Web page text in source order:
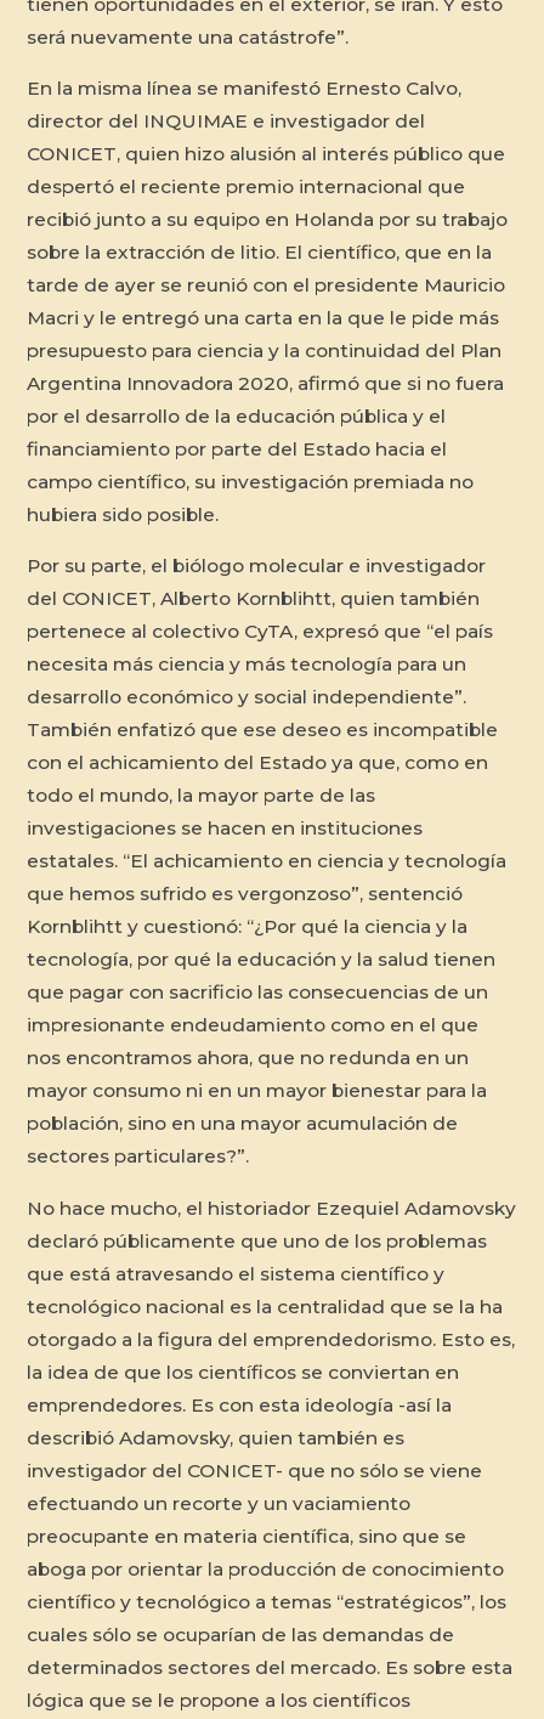
será nuevamente una catástrofe”.
En la misma línea se manifestó Ernesto Calvo,
director del INQUIMAE e investigador del
CONICET, quien hizo alusión al interés público que
despertó el reciente premio internacional que
recibió junto a su equipo en Holanda por su trabajo
sobre la extracción de litio. El científico, que en la
tarde de ayer se reunió con el presidente Mauricio
Macri y le entregó una carta en la que le pide más
presupuesto para ciencia y la continuidad del Plan
Argentina Innovadora 2020, afirmó que si no fuera
por el desarrollo de la educación pública y el
financiamiento por parte del Estado hacia el
campo científico, su investigación premiada no
hubiera sido posible.
Por su parte, el biólogo molecular e investigador
del CONICET, Alberto Kornblihtt, quien también
pertenece al colectivo CyTA, expresó que “el país
necesita más ciencia y más tecnología para un
desarrollo económico y social independiente”.
También enfatizó que ese deseo es incompatible
con el achicamiento del Estado ya que, como en
todo el mundo, la mayor parte de las
investigaciones se hacen en instituciones
estatales. “El achicamiento en ciencia y tecnología
que hemos sufrido es vergonzoso”, sentenció
Kornblihtt y cuestionó: “¿Por qué la ciencia y la
tecnología, por qué la educación y la salud tienen
que pagar con sacrificio las consecuencias de un
impresionante endeudamiento como en el que
nos encontramos ahora, que no redunda en un
mayor consumo ni en un mayor bienestar para la
población, sino en una mayor acumulación de
sectores particulares?”.
No hace mucho, el historiador Ezequiel Adamovsky
declaró públicamente que uno de los problemas
que está atravesando el sistema científico y
tecnológico nacional es la centralidad que se la ha
otorgado a la figura del emprendedorismo. Esto es,
la idea de que los científicos se conviertan en
emprendedores. Es con esta ideología -así la
describió Adamovsky, quien también es
investigador del CONICET- que no sólo se viene
efectuando un recorte y un vaciamiento
preocupante en materia científica, sino que se
aboga por orientar la producción de conocimiento
científico y tecnológico a temas “estratégicos”, los
cuales sólo se ocuparían de las demandas de
determinados sectores del mercado. Es sobre esta
lógica que se le propone a los científicos